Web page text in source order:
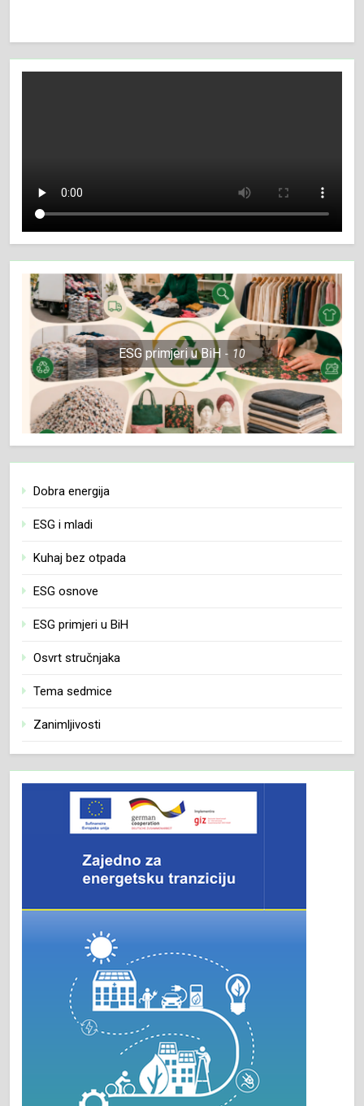
ESG primjeri u BiH 10
Dobra energija
ESG i mladi
Kuhaj bez otpada
ESG osnove
ESG primjeri u BiH
Osvrt stručnjaka
Tema sedmice
Zanimljivosti